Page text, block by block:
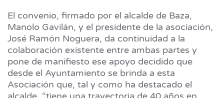
El convenio, firmado por el alcalde de Baza,
Manolo Gavilán, y el presidente de la asociación,
José Ramón Noguera, da continuidad a la
colaboración existente entre ambas partes y
pone de manifiesto ese apoyo decidido que
desde el Ayuntamiento se brinda a esta
Asociación que, tal y como ha destacado el